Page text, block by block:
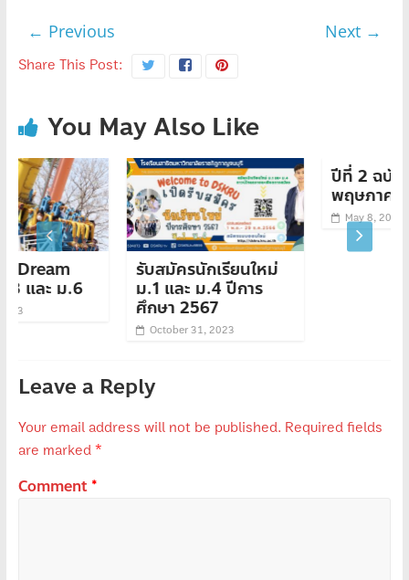
← Previous Next →
Share This Post:
You May Also Like
รับสมัครนักเรียนใหม่
ม.1 และ ม.4 ปีการ
ศึกษา 2567
October 31, 2023
ปีที่ 2 ฉบับที่ 19 วันที่
พฤษภาคม 2566
May 8, 2023
Leave a Reply
Your email address will not be published. Required fields
are marked *
Comment *